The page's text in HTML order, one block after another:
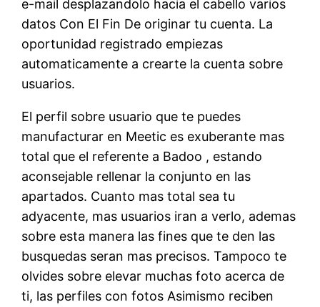
e-mail desplazandolo hacia el cabello varios
datos Con El Fin De originar tu cuenta. La
oportunidad registrado empiezas
automaticamente a crearte la cuenta sobre
usuarios.
El perfil sobre usuario que te puedes
manufacturar en Meetic es exuberante mas
total que el referente a Badoo , estando
aconsejable rellenar la conjunto en las
apartados. Cuanto mas total sea tu
adyacente, mas usuarios iran a verlo, ademas
sobre esta manera las fines que te den las
busquedas seran mas precisos. Tampoco te
olvides sobre elevar muchas foto acerca de
ti, las perfiles con fotos Asimismo reciben